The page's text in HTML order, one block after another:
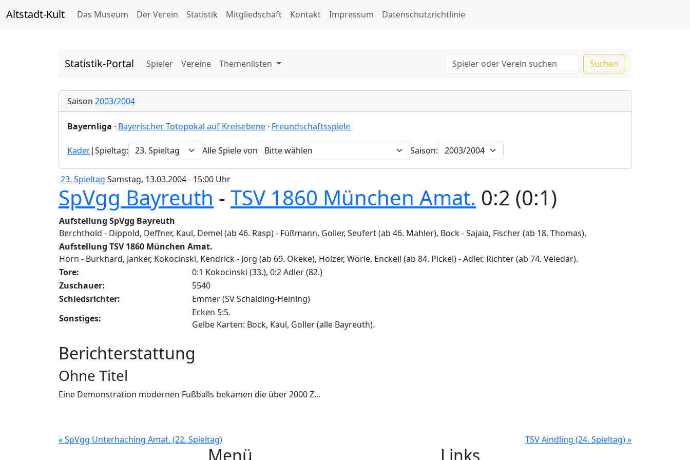
Altstadt-Kult Das Museum Der Verein Statistik Mitgliedschaft Kontakt Impressum Datenschutzrichtlinie
Statistik-Portal Spieler Vereine Themenlisten Suchen
Saison 2003/2004
Bayernliga · Bayerischer Totopokal auf Kreisebene · Freundschaftsspiele
Kader|Spieltag: Alle Spiele von Saison:
23. Spieltag Samstag, 13.03.2004 - 15:00 Uhr
SpVgg Bayreuth - TSV 1860 München Amat. 0:2 (0:1)
Aufstellung SpVgg Bayreuth
Berchthold - Dippold, Deffner, Kaul, Demel (ab 46. Rasp) - Füßmann, Goller, Seufert (ab 46. Mahler), Bock - Sajaia, Fischer (ab 18. Thomas).
Aufstellung TSV 1860 München Amat.
Horn - Burkhard, Janker, Kokocinski, Kendrick - Jörg (ab 69. Okeke), Holzer, Wörle, Enckell (ab 84. Pickel) - Adler, Richter (ab 74. Veledar).
Tore:
0:1 Kokocinski (33.), 0:2 Adler (82.)
Zuschauer:
5540
Schiedsrichter:
Emmer (SV Schalding-Heining)
Sonstiges:
Ecken 5:5.
Gelbe Karten: Bock, Kaul, Goller (alle Bayreuth).
Berichterstattung
Ohne Titel
Eine Demonstration modernen Fußballs bekamen die über 2000 Z...
« SpVgg Unterhaching Amat. (22. Spieltag) TSV Aindling (24. Spieltag) »
Menü Links